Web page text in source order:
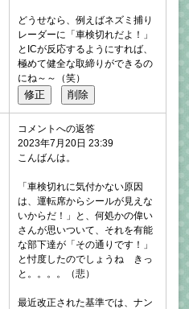
どうせなら、例えばネズミ捕り
レーダーに「車検切れだよ！」
とICが反応するようにすれば、
極めて健全な取締りができるの
にね～～（笑）
コメントへの返答
2023年7月20日 23:39
こんばんは。
「車検切れに気付かない原因
は、運転席からシールが見えな
いからだ！」と、何処かの偉い
さんが思いついて、それを有能
な部下達が「その通りです！」
と忖度したのでしょうね きっ
と。。。。（悲）
最近改正された基準では、ナン